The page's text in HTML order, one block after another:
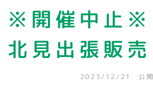
※開催中止※
北見出張販売
2023/12/21 公開